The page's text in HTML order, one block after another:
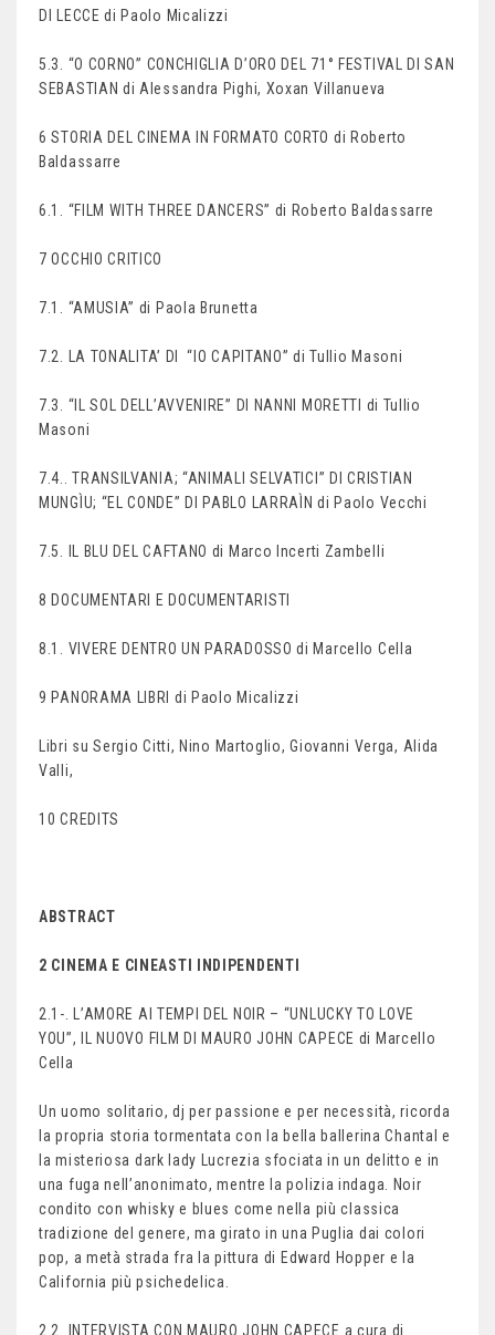
DI LECCE di Paolo Micalizzi
5.3. “O CORNO” CONCHIGLIA D’ORO DEL 71° FESTIVAL DI SAN
SEBASTIAN di Alessandra Pighi, Xoxan Villanueva
6 STORIA DEL CINEMA IN FORMATO CORTO di Roberto
Baldassarre
6.1. “FILM WITH THREE DANCERS” di Roberto Baldassarre
7 OCCHIO CRITICO
7.1. “AMUSIA” di Paola Brunetta
7.2. LA TONALITA’ DI “IO CAPITANO” di Tullio Masoni
7.3. “IL SOL DELL’AVVENIRE” DI NANNI MORETTI di Tullio
Masoni
7.4.. TRANSILVANIA; “ANIMALI SELVATICI” DI CRISTIAN
MUNGÌU; “EL CONDE” DI PABLO LARRAÌN di Paolo Vecchi
7.5. IL BLU DEL CAFTANO di Marco Incerti Zambelli
8 DOCUMENTARI E DOCUMENTARISTI
8.1. VIVERE DENTRO UN PARADOSSO di Marcello Cella
9 PANORAMA LIBRI di Paolo Micalizzi
Libri su Sergio Citti, Nino Martoglio, Giovanni Verga, Alida
Valli,
10 CREDITS
ABSTRACT
2 CINEMA E CINEASTI INDIPENDENTI
2.1-. L’AMORE AI TEMPI DEL NOIR – “UNLUCKY TO LOVE
YOU”, IL NUOVO FILM DI MAURO JOHN CAPECE di Marcello
Cella
Un uomo solitario, dj per passione e per necessità, ricorda
la propria storia tormentata con la bella ballerina Chantal e
la misteriosa dark lady Lucrezia sfociata in un delitto e in
una fuga nell’anonimato, mentre la polizia indaga. Noir
condito con whisky e blues come nella più classica
tradizione del genere, ma girato in una Puglia dai colori
pop, a metà strada fra la pittura di Edward Hopper e la
California più psichedelica.
2.2. INTERVISTA CON MAURO JOHN CAPECE a cura di